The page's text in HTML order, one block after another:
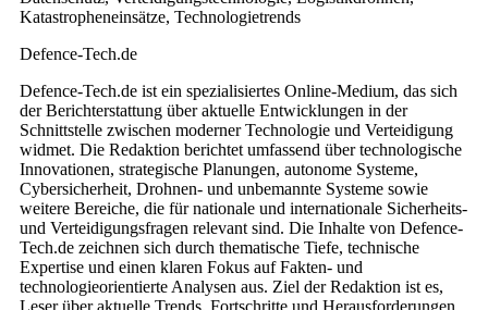
Katastropheneinsätze, Technologietrends
Defence-Tech.de
Defence-Tech.de ist ein spezialisiertes Online-Medium, das sich
der Berichterstattung über aktuelle Entwicklungen in der
Schnittstelle zwischen moderner Technologie und Verteidigung
widmet. Die Redaktion berichtet umfassend über technologische
Innovationen, strategische Planungen, autonome Systeme,
Cybersicherheit, Drohnen- und unbemannte Systeme sowie
weitere Bereiche, die für nationale und internationale Sicherheits-
und Verteidigungsfragen relevant sind. Die Inhalte von Defence-
Tech.de zeichnen sich durch thematische Tiefe, technische
Expertise und einen klaren Fokus auf Fakten- und
technologieorientierte Analysen aus. Ziel der Redaktion ist es,
Leser über aktuelle Trends, Fortschritte und Herausforderungen